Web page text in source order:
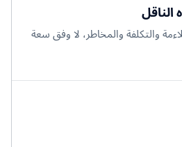
الناقل
والتكلفة والمخاطر، لا وفق سعة